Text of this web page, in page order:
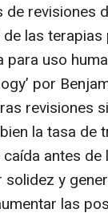
de revisiones
de las
para uso
por
revisiones
la tasa de
antes
solidez y
las